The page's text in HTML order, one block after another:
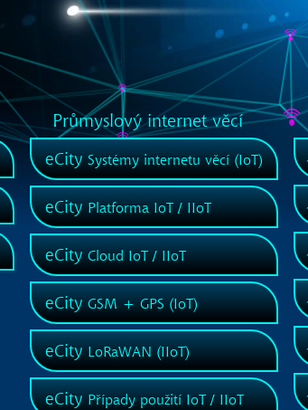
Průmyslový internet věcí
eCitySystémy internetu věcí (IoT)
eCityPlatforma IoT / IIoT
eCityCloud IoT / IIoT
eCityGSM + GPS (IoT)
eCityLoRaWAN (IIoT)
eCityPřípady použití IoT / IIoT